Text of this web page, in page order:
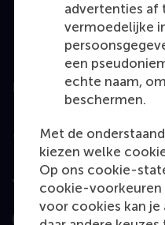
advertenties af
vermoedelijke
een
echte naam,
beschermen.
Met de
kiezen welke
Op ons cookie-
cookie-voorkeuren
voor cookies kan
Executive Education
Programme finder
Information for
Contact
Volg ons